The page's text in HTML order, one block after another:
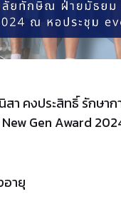
า คงประสิทธิ์ รักษ
Gen Award
ายุ